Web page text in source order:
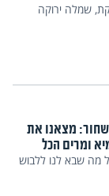
שמלה ירוקה
שחור: מצאנו את
ומרים הכל
מה שבא לנו ללבוש